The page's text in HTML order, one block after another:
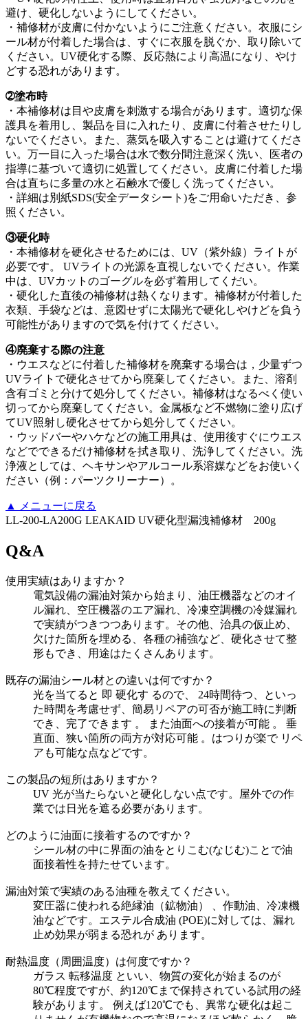
避け、硬化しないようにしてください。
・補修材が皮膚に付かないようにご注意ください。衣服にシ
ール材が付着した場合は、すぐに衣服を脱ぐか、取り除いて
ください。UV硬化する際、反応熱により高温になり、やけ
どする恐れがあります。
➁塗布時
・本補修材は目や皮膚を刺激する場合があります。適切な保
護具を着用し、製品を目に入れたり、皮膚に付着させたりし
ないでください。また、蒸気を吸入することは避けてくださ
い。万一目に入った場合は水で数分間注意深く洗い、医者の
指導に基づいて適切に処置してください。皮膚に付着した場
合は直ちに多量の水と石鹸水で優しく洗ってください。
・詳細は別紙SDS(安全データシート)をご用命いただき、参
照ください。
③硬化時
・本補修材を硬化させるためには、UV（紫外線）ライトが
必要です。 UVライトの光源を直視しないでください。作業
中は、UVカットのゴーグルを必ず着用してくだい。
・硬化した直後の補修材は熱くなります。補修材が付着した
衣類、手袋などは、意図せずに太陽光で硬化しやけどを負う
可能性がありますので気を付けてください。
④廃棄する際の注意
・ウエスなどに付着した補修材を廃棄する場合は，少量ずつ
UVライトで硬化させてから廃棄してください。また、溶剤
含有ゴミと分けて処分してください。補修材はなるべく使い
切ってから廃棄してください。金属板など不燃物に塗り広げ
てUV照射し硬化させてから処分してください。
・ウッドバーやハケなどの施工用具は、使用後すぐにウエス
などでできるだけ補修材を拭き取り、洗浄してください。洗
浄液としては、ヘキサンやアルコール系溶媒などをお使いく
ださい（例：パーツクリーナー）。
▲
メニューに戻る
LL-200-LA200G LEAKAID UV硬化型漏洩補修材 200g
Q&A
使用実績はありますか？
電気設備の漏油対策から始まり、油圧機器などのオイ
ル漏れ、空圧機器のエア漏れ、冷凍空調機の冷媒漏れ
で実績がつきつつあります。その他、治具の仮止め、
欠けた箇所を埋める、各種の補強など、硬化させて整
形もでき、用途はたくさんあります。
既存の漏油シール材との違いは何ですか？
光を当てると 即 硬化す るので、 24時間待つ、といっ
た時間を考慮せず、簡易リペアの可否が施工時に判断
でき、完了できます 。 また油面への接着が可能 。 垂
直面、狭い箇所の両方が対応可能 。はつりが楽で リペ
アも可能な点などです。
この製品の短所はありますか？
UV 光が当たらないと硬化しない点です。屋外での作
業では日光を遮る必要があります。
どのように油面に接着するのですか？
シール材の中に界面の油をとりこむ(なじむ)ことで油
面接着性を持たせています。
漏油対策で実績のある油種を教えてください。
変圧器に使われる絶縁油（鉱物油） 、作動油、冷凍機
油などです。エステル合成油 (POE)に対しては、漏れ
止め効果が弱まる恐れが あります。
耐熱温度（周囲温度）は何度ですか？
ガラス 転移温度 といい、物質の変化が始まるのが
80℃程度ですが、約120℃まで保持されている試用の経
験があります。 例えば120℃でも、異常な硬化は起こ